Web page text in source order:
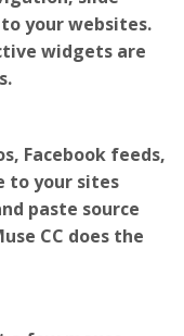
your websites.
widgets are
Facebook feeds,
to your sites
paste source
CC does the
few mouse